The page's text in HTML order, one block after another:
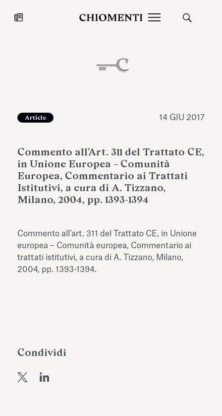
27 LUG 2026
Fondazione Torlonia inaugura la
dell’Antiquarium di Villa Albani
Leggi tutto
Article 14 GIU 2017
Commento all’Art. 311 del Trattato CE,
in Unione Europea – Comunità
Europea, Commentario ai Trattati
Istitutivi, a cura di A. Tizzano,
Milano, 2004, pp. 1393-1394
Commento all’art. 311 del Trattato CE, in Unione
europea – Comunità europea, Commentario ai
trattati istitutivi, a cura di A. Tizzano, Milano,
2004, pp. 1393-1394.
Condividi